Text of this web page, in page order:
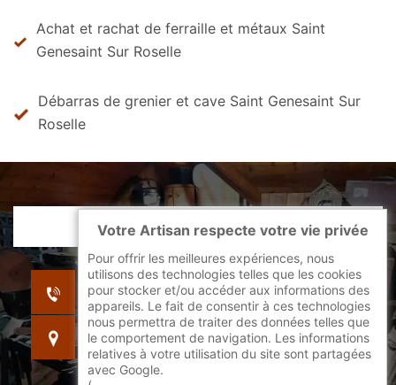
Achat et rachat de ferraille et métaux Saint
Genesaint Sur Roselle
Débarras de grenier et cave Saint Genesaint Sur
Roselle
indisponible
indisponible
indisponible
Votre Artisan respecte votre vie privée
Pour offrir les meilleures expériences, nous
utilisons des technologies telles que les cookies
pour stocker et/ou accéder aux informations des
appareils. Le fait de consentir à ces technologies
nous permettra de traiter des données telles que
le comportement de navigation. Les informations
relatives à votre utilisation du site sont partagées
avec Google.